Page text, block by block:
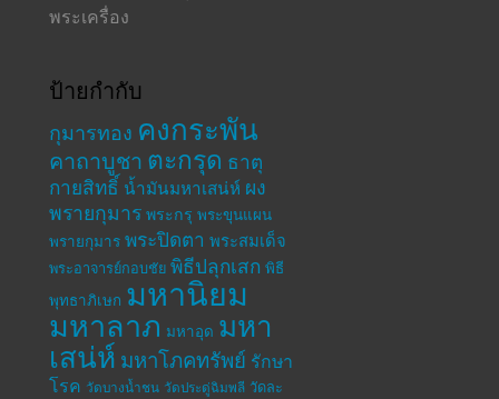
พระเครื่อง
ป้ายกำกับ
กุมารทอง คงกระพัน
คาถาบูชา ตะกรุด ธาตุ
กายสิทธิ์ น้ำมันมหาเสน่ห์ ผง
พรายกุมาร พระกรุ พระขุนแผน
พรายกุมาร พระปิดตา พระสมเด็จ
พระอาจารย์กอบชัย พิธีปลุกเสก พิธี
พุทธาภิเษก มหานิยม
มหาลาภ มหาอุด มหา
เสน่ห์ มหาโภคทรัพย์ รักษา
โรค วัดบางน้ำชน วัดประดู่ฉิมพลี วัดละ